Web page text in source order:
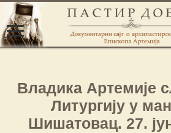
Владика Артемије
Литургију у
Шишатовац. 27.